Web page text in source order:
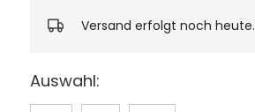
Versand erfolgt noch heute.
Auswahl: